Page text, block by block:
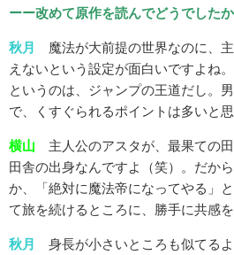
ーー改めて原作を読んでどうでしたか
秋月
魔法が大前提の世界なのに、
えないという設定が面白いですよね
というのは、ジャンプの王道だし。
で、くすぐられるポイントは多いと思
横山 主人公のアスタが、最果ての
田舎の出身なんですよ（笑）。だか
か、「絶対に魔法帝になってやる」
て旅を続けるところに、勝手に共感を
秋月 身長が小さいところも似てるよ